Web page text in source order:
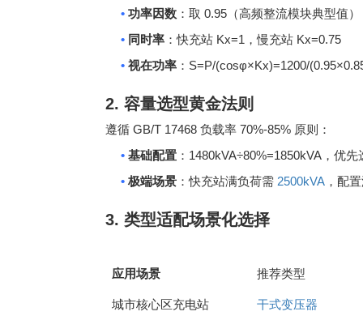
• 功率因数 ：取 0.95 （高频整流模块典型值）
• 同时率 ：快充站 Kx=1 ，慢充站 Kx=0.75
• 视在功率 ： S=P/(cosφ×Kx)=1200/
2. 容量选型黄金法则
遵循 GB/T 17468 负载率 70%-85% 原则：
• 基础配置 ： 1480kVA÷80%=1850kVA ，优
• 极端场景 ：快充站满负荷需 2500kVA ，配
3. 类型适配场景化选择
应用场景 推荐类型
城市核心区充电站 干式变压器